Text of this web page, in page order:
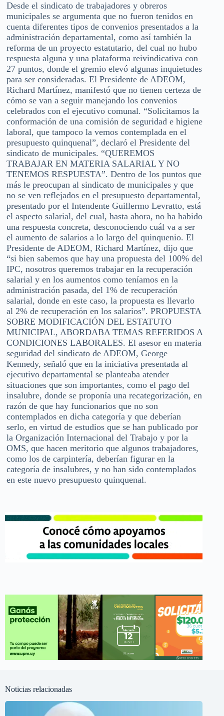
Desde el sindicato de trabajadores y obreros
municipales se argumenta que no fueron tenidos en
cuenta diferentes tipos de convenios presentados a la
administración departamental, como así también la
reforma de un proyecto estatutario, del cual no hubo
respuesta alguna y una plataforma reivindicativa con
27 puntos, donde el gremio elevó algunas inquietudes
para ser consideradas. El Presidente de ADEOM,
Richard Martínez, manifestó que no tienen certeza de
cómo se van a seguir manejando los convenios
celebrados con el ejecutivo comunal. “Solicitamos la
conformación de una comisión de seguridad e higiene
laboral, que tampoco la vemos contemplada en el
presupuesto quinquenal”, declaró el Presidente del
sindicato de municipales. “QUEREMOS
TRABAJAR EN MATERIA SALARIAL Y NO
TENEMOS RESPUESTA”. Dentro de los puntos que
más le preocupan al sindicato de municipales y que
no se ven reflejados en el presupuesto departamental,
presentado por el Intendente Guillermo Levratto, está
el aspecto salarial, del cual, hasta ahora, no ha habido
una respuesta concreta, desconociendo cuál va a ser
el aumento de salarios a lo largo del quinquenio. El
Presidente de ADEOM, Richard Martínez, dijo que
“si bien sabemos que hay una propuesta del 100% del
IPC, nosotros queremos trabajar en la recuperación
salarial y en los aumentos como teníamos en la
administración pasada, del 1% de recuperación
salarial, donde en este caso, la propuesta es llevarlo
al 2% de recuperación en los salarios”. PROPUESTA
SOBRE MODIFICACIÓN DEL ESTATUTO
MUNICIPAL, ABORDABA TEMAS REFERIDOS A
CONDICIONES LABORALES. El asesor en materia
seguridad del sindicato de ADEOM, George
Kennedy, señaló que en la iniciativa presentada al
ejecutivo departamental se planteaba atender
situaciones que son importantes, como el pago del
insalubre, donde se proponía una recategorización, en
razón de que hay funcionarios que no son
contemplados en dicha categoría y que deberían
serlo, en virtud de estudios que se han publicado por
la Organización Internacional del Trabajo y por la
OMS, que hacen meritorio que algunos trabajadores,
como los de carpintería, deberían figurar en la
categoría de insalubres, y no han sido contemplados
en este nuevo presupuesto quinquenal.
Noticias relacionadas